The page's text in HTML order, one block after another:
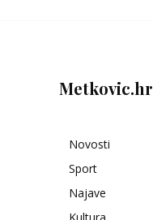
Metkovic.hr
Novosti
Sport
Najave
Kultura